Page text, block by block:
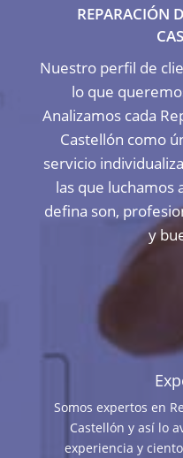
REPARACIÓN
Nuestro perfil de
lo que
Analizamos cada
Castellón como
servicio
las que luchamos
defina son,
y
Somos expertos en
Castellón y así lo
experiencia y